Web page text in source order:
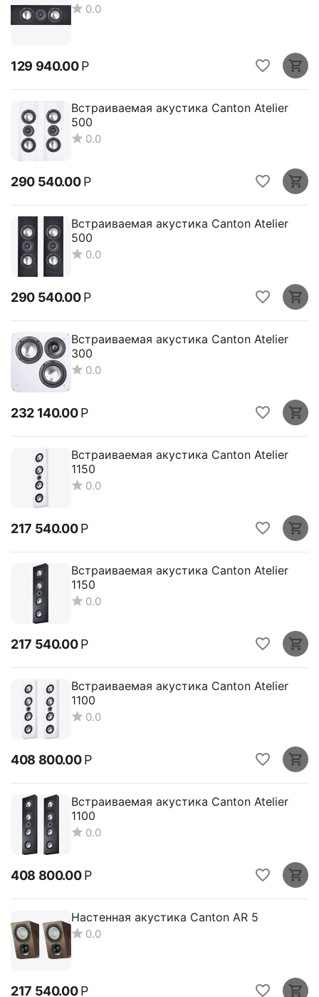
0.0
129 940.00 Р
Встраиваемая акустика Canton Atelier
500
0.0
290 540.00 Р
Встраиваемая акустика Canton Atelier
500
0.0
290 540.00 Р
Встраиваемая акустика Canton Atelier
300
0.0
232 140.00 Р
Встраиваемая акустика Canton Atelier
1150
0.0
217 540.00 Р
Встраиваемая акустика Canton Atelier
1150
0.0
217 540.00 Р
Встраиваемая акустика Canton Atelier
1100
0.0
408 800.00 Р
Встраиваемая акустика Canton Atelier
1100
0.0
408 800.00 Р
Настенная акустика Canton AR 5
0.0
217 540.00 Р